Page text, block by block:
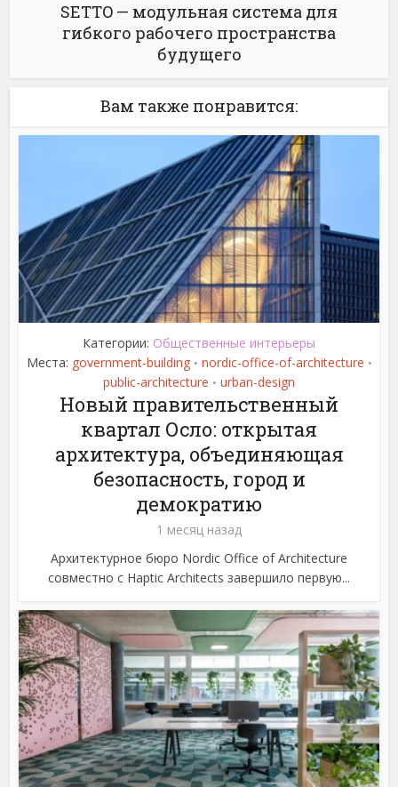
SETTO — модульная система для
гибкого рабочего пространства
будущего
Вам также понравится:
Категории: Общественные интерьеры
Места: government-building • nordic-office-of-architecture •
public-architecture • urban-design
Новый правительственный
квартал Осло: открытая
архитектура, объединяющая
безопасность, город и
демократию
1 месяц назад
Архитектурное бюро Nordic Office of Architecture
совместно с Haptic Architects завершило первую...